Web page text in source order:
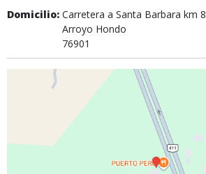
Domicilio: Carretera a Santa Barbara km 8
Arroyo Hondo
76901